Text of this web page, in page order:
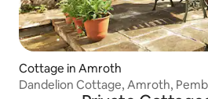
Cottage in Amroth
Dandelion Cottage, Amroth,